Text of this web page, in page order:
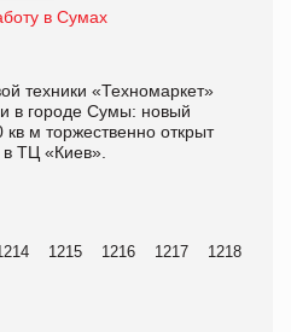
в Сумах
техники «Техномаркет»
в городе Сумы: новый
м торжественно открыт
в ТЦ «Киев».
1215 1216 1217
1218